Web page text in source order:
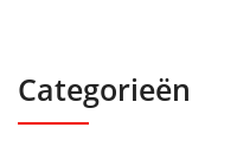
Categorieën